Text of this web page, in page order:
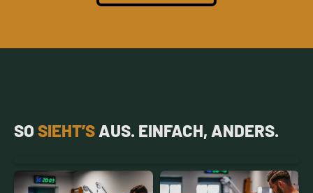
SO SIEHT’S AUS. EINFACH, ANDERS.